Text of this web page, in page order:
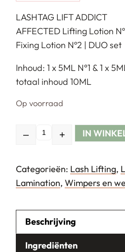
LASHTAG LIFT ADDICT
AFFECTED Lifting Lotion
Fixing Lotion Nº2 | DUO set
Inhoud: 1 x 5ML N°1 & 1 x
totaal inhoud 10ML
Op voorraad
Hoeveelheid
– + IN
Categorieën: Lash Lifting,
Lamination, Wimpers en
Beschrijving
Ingrediënten